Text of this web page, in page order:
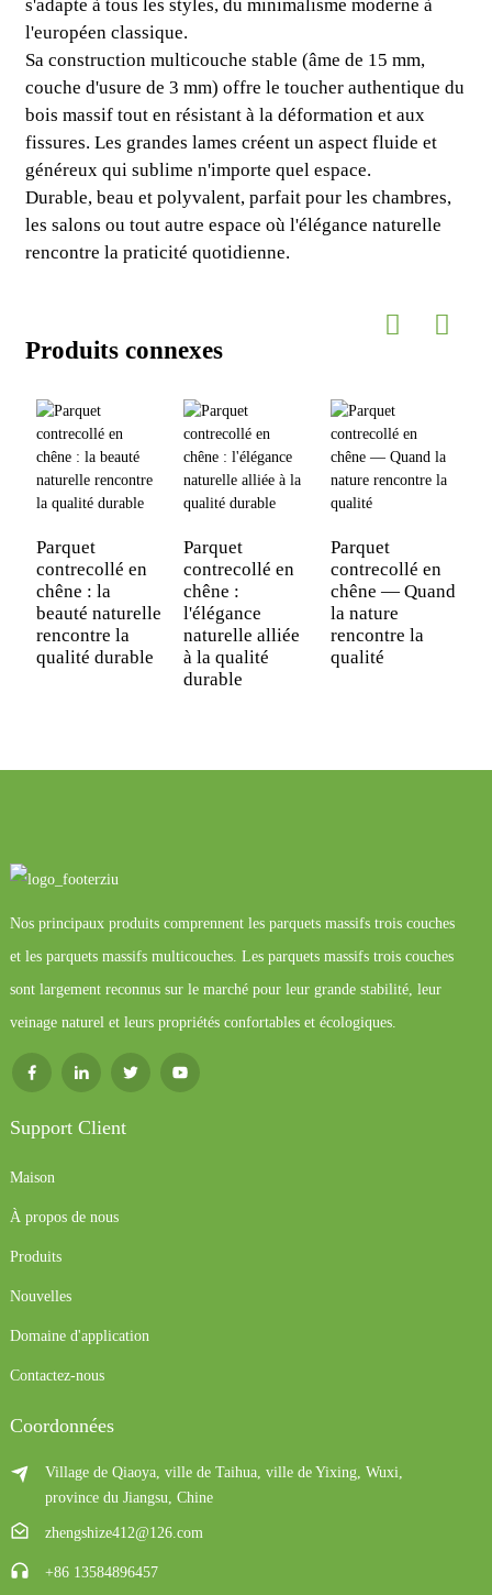
s'adapte à tous les styles, du minimalisme moderne à
l'européen classique.
Sa construction multicouche stable (âme de 15 mm,
couche d'usure de 3 mm) offre le toucher authentique du
bois massif tout en résistant à la déformation et aux
fissures. Les grandes lames créent un aspect fluide et
généreux qui sublime n'importe quel espace.
Durable, beau et polyvalent, parfait pour les chambres,
les salons ou tout autre espace où l'élégance naturelle
rencontre la praticité quotidienne.
Produits connexes
Parquet
contrecollé en
chêne : la
beauté naturelle
rencontre la
qualité durable
Parquet
contrecollé en
chêne :
l'élégance
naturelle alliée
à la qualité
durable
Parquet
contrecollé en
chêne — Quand
la nature
rencontre la
qualité
Nos principaux produits comprennent les parquets massifs trois couches
et les parquets massifs multicouches. Les parquets massifs trois couches
sont largement reconnus sur le marché pour leur grande stabilité, leur
veinage naturel et leurs propriétés confortables et écologiques.
Support Client
Maison
À propos de nous
Produits
Nouvelles
Domaine d'application
Contactez-nous
Coordonnées
Village de Qiaoya, ville de Taihua, ville de Yixing, Wuxi,
province du Jiangsu, Chine
zhengshize412@126.com
+86 13584896457